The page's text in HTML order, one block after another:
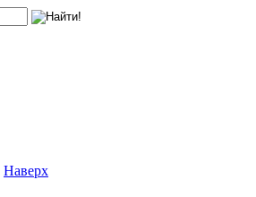
Наверх